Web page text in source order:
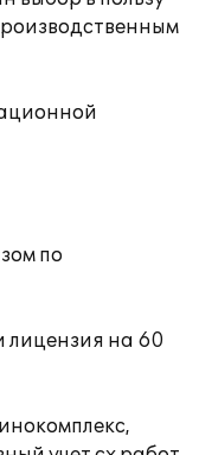
по
лицензия на 60